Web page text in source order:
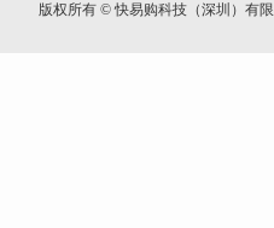
版权所有 © 快易购科技（深圳）有限